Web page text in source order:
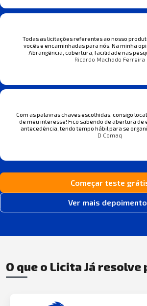
Todas as licitações referentes ao nosso
vocês e encaminhadas para nós. Na minha
Abrangência, cobertura, facilidade nas
Ricardo Machado Ferreira
Com as palavras chaves escolhidas, consigo
de meu interesse! Fico sabendo de abertura de
antecedência, tendo tempo hábil para se
D Comaq
Começar teste
Ver mais
O que o Licita Já resolve